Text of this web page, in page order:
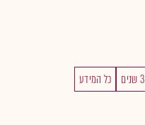
3 שנים כל המידע